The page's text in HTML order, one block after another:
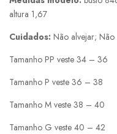
altura 1,67
Cuidados: Não alvejar; Não
Tamanho PP veste 34 – 36
Tamanho P veste 36 – 38
Tamanho M veste 38 – 40
Tamanho G veste 40 – 42